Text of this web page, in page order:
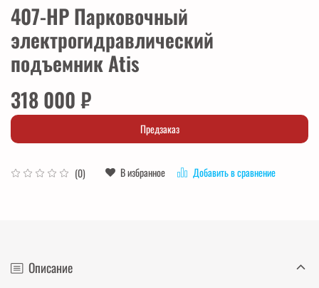
407-HP Парковочный
электрогидравлический
подъемник Atis
(0) В избранное Добавить в сравнение
318 000 ₽
Предзаказ
Описание